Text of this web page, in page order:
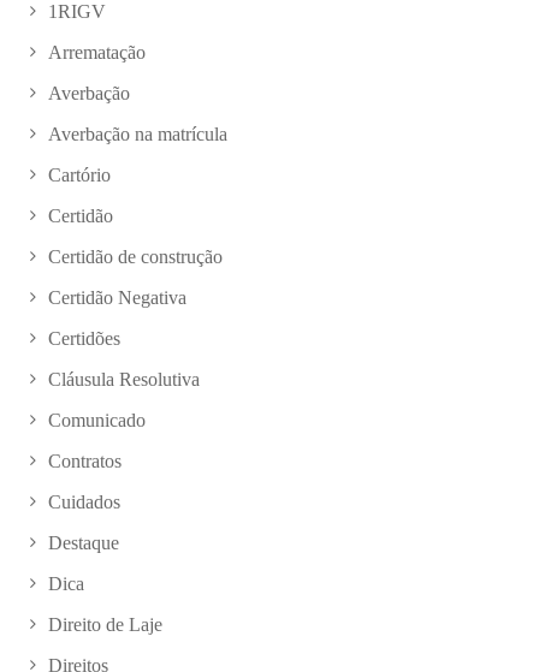
1RIGV
Arrematação
Averbação
Averbação na matrícula
Cartório
Certidão
Certidão de construção
Certidão Negativa
Certidões
Cláusula Resolutiva
Comunicado
Contratos
Cuidados
Destaque
Dica
Direito de Laje
Direitos